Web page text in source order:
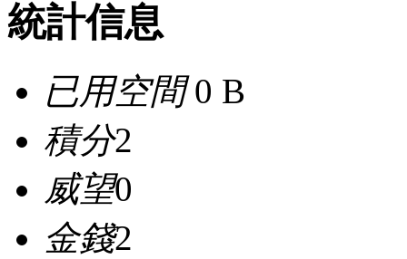
統計信息
已用空間0 B
積分2
威望0
金錢2